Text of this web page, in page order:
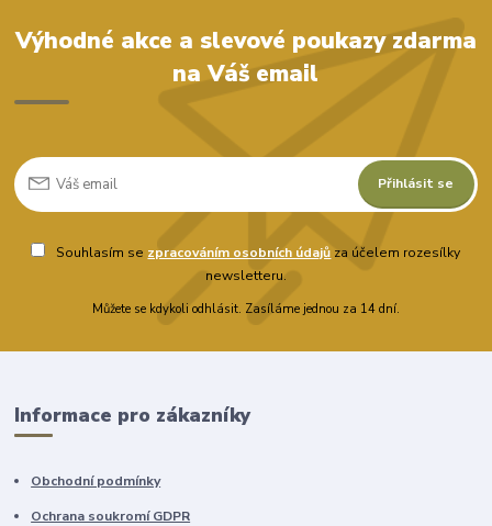
Výhodné akce a slevové poukazy zdarma
na Váš email
Přihlásit se
Souhlasím se zpracováním osobních údajů za účelem rozesílky
newsletteru.
Můžete se kdykoli odhlásit. Zasíláme jednou za 14 dní.
Informace pro zákazníky
Obchodní podmínky
Ochrana soukromí GDPR